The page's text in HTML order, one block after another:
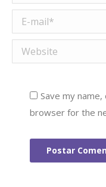
E-mail *
Website
Save my
browser for the
Postar